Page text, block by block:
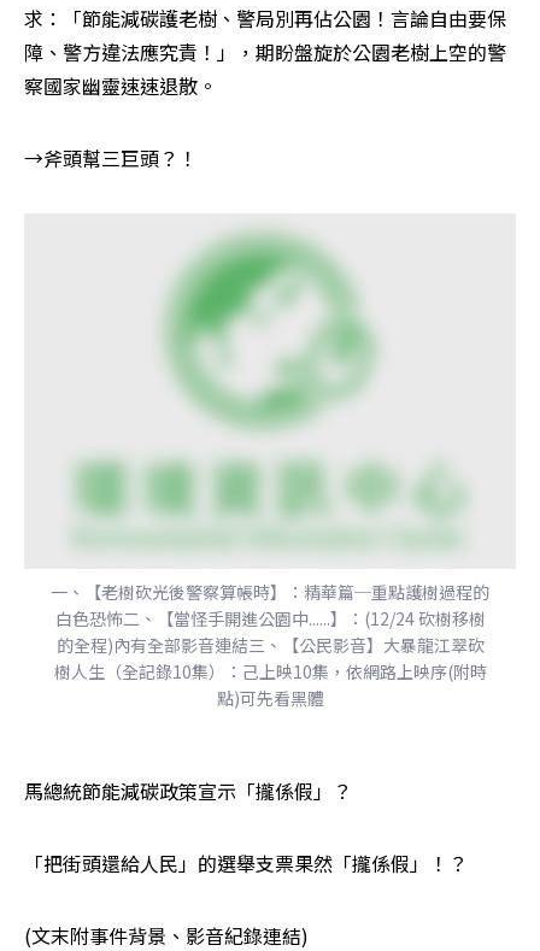
求：「節能減碳護老樹、警局別再佔公園！言論自由要保
障、警方違法應究責！」，期盼盤旋於公園老樹上空的警
察國家幽靈速速退散。
→斧頭幫三巨頭？！
一、【老樹砍光後警察算帳時】：精華篇─重點護樹過程的
白色恐怖二、【當怪手開進公園中......】：(12/24 砍樹移樹
的全程)內有全部影音連結三、【公民影音】大暴龍江翠砍
樹人生（全記錄10集）：己上映10集，依網路上映序(附時
點)可先看黑體
馬總統節能減碳政策宣示「攏係假」？
「把街頭還給人民」的選舉支票果然「攏係假」！？
(文末附事件背景、影音紀錄連結)